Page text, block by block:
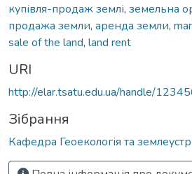
купівля-продаж землі, земельна
продажа земли, аренда земли,
sale of the land, land rent
URI
http://elar.tsatu.edu.ua/handle/
Зібрання
Кафедра Геоекологія та